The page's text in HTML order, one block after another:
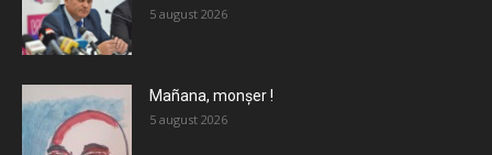
5 august 2026
Mañana, monșer !
5 august 2026